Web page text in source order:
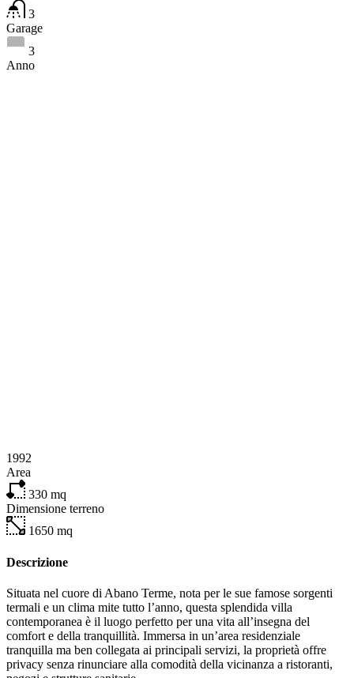
3
Garage
3
Anno
1992
Area
330 mq
Dimensione terreno
1650 mq
Descrizione
Situata nel cuore di Abano Terme, nota per le sue famose sorgenti
termali e un clima mite tutto l’anno, questa splendida villa
contemporanea è il luogo perfetto per una vita all’insegna del
comfort e della tranquillità. Immersa in un’area residenziale
tranquilla ma ben collegata ai principali servizi, la proprietà offre
privacy senza rinunciare alla comodità della vicinanza a ristoranti,